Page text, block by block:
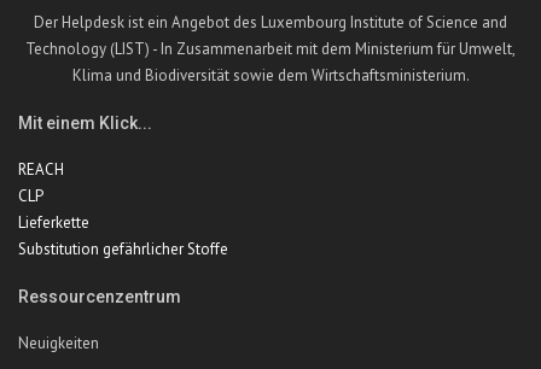
Der Helpdesk ist ein Angebot des Luxembourg Institute of Science and
Technology (LIST) - In Zusammenarbeit mit dem Ministerium für Umwelt,
Klima und Biodiversität sowie dem Wirtschaftsministerium.
Mit einem Klick...
REACH
CLP
Lieferkette
Substitution gefährlicher Stoffe
Ressourcenzentrum
Neuigkeiten